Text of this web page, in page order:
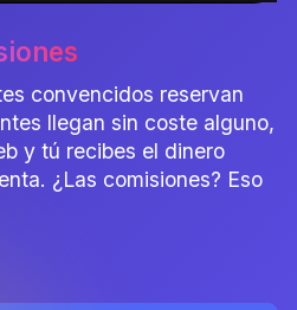
convencidos reservan
llegan sin coste alguno,
y tú recibes el dinero
¿Las comisiones? Eso